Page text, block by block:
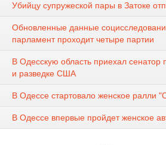
Убийцу супружеской пары в Затоке
Обновленные данные
парламент проходит четыре партии
В Одесскую область приехал сенатор
и разведке США
В Одессе стартовало женское ралли
В Одессе впервые пройдет женское